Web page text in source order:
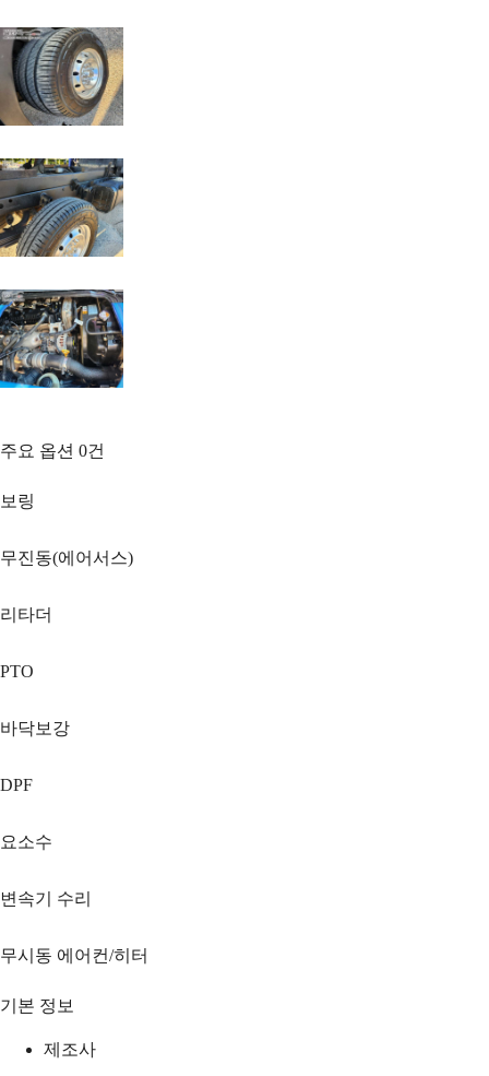
주요 옵션 0건
보링
무진동(에어서스)
리타더
PTO
바닥보강
DPF
요소수
변속기 수리
무시동 에어컨/히터
기본 정보
제조사